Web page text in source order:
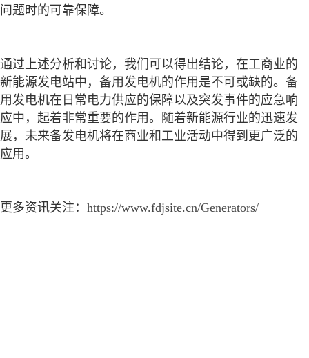
问题时的可靠保障。
通过上述分析和讨论，我们可以得出结论，在工商业的
新能源发电站中，备用发电机的作用是不可或缺的。备
用发电机在日常电力供应的保障以及突发事件的应急响
应中，起着非常重要的作用。随着新能源行业的迅速发
展，未来备发电机将在商业和工业活动中得到更广泛的
应用。
更多资讯关注： https://www.fdjsite.cn/Generators/